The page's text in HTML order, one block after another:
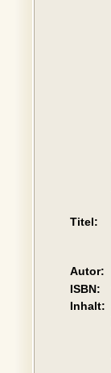
Titel:
Autor:
ISBN:
Inhalt: